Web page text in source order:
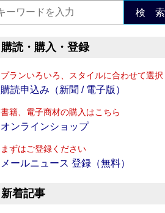
検 索
購読・購入・登録
プランいろいろ、スタイルに合わせて選択
購読申込み（新聞 / 電子版）
書籍、電子商材の購入はこちら
オンラインショップ
まずはご登録ください
メールニュース 登録（無料）
新着記事